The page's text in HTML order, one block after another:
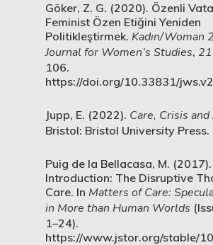
Göker, Z. G. (2020). Özenli
Feminist Özen Etiğini Yeniden
Politikleştirmek. Kadın/Woman
Journal for Women’s Studies, 21
106.
https://doi.org/10.33831/
Jupp, E. (2022). Care, Crisis
Bristol: Bristol University Press.
Puig de la Bellacasa, M. (2017).
Introduction: The Disruptive
Care. In Matters of Care:
in More than Human Worlds
1–24).
https://www.jstor.org/stable/